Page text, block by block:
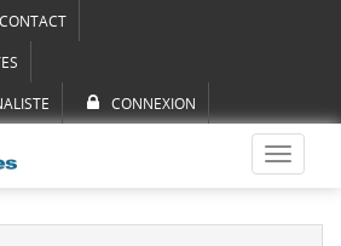
CONTACT
CONNEXION
Toggle